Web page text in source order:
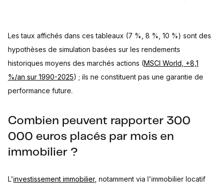
Les taux affichés dans ces tableaux (7 %, 8 %, 10 %) sont des
hypothèses de simulation basées sur les rendements
historiques moyens des marchés actions (MSCI World, +8,1
%/an sur 1990-2025) ; ils ne constituent pas une garantie de
performance future.
Combien peuvent rapporter 300
000 euros placés par mois en
immobilier ?
L'investissement immobilier, notamment via l'immobilier locatif